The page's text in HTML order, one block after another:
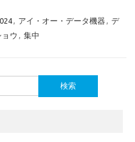
, アイ・オー・データ機器 , デ
ウ , 集中